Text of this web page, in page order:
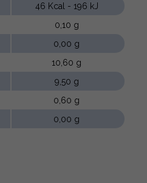
46 Kcal - 196 kJ
0,10 g
0,00 g
10,60 g
9,50 g
0,60 g
0,00 g